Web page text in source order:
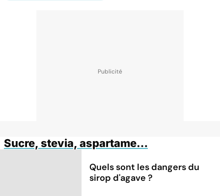
Sucre, stevia, aspartame…
Quels sont les dangers du
sirop d'agave ?